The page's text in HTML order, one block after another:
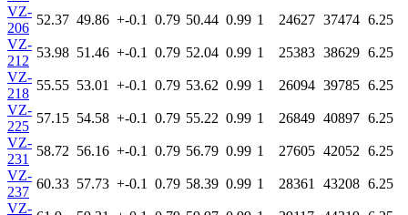
VZ-
206
52.37 49.86 +-0.1 0.79 50.44 0.99 1 24627 37474 6.25
VZ-
212
53.98 51.46 +-0.1 0.79 52.04 0.99 1 25383 38629 6.25
VZ-
218
55.55 53.01 +-0.1 0.79 53.62 0.99 1 26094 39785 6.25
VZ-
225
57.15 54.58 +-0.1 0.79 55.22 0.99 1 26849 40897 6.25
VZ-
231
58.72 56.16 +-0.1 0.79 56.79 0.99 1 27605 42052 6.25
VZ-
237
60.33 57.73 +-0.1 0.79 58.39 0.99 1 28361 43208 6.25
VZ-